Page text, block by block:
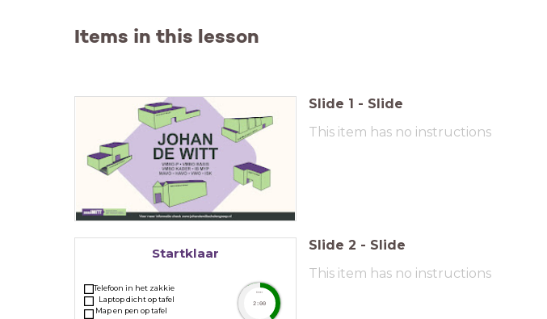
Items in this lesson
Slide 1 - Slide
This item has no instructions
Startklaar
Telefoon in het zakkie
Laptop dicht op tafel
Map en pen op tafel
timer
2:00
Slide 2 - Slide
This item has no instructions